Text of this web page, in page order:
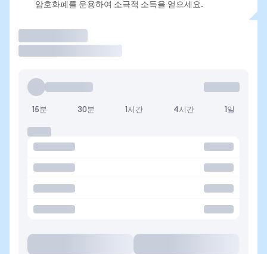
암호화폐를 운용하여 소극적 소득을 얻으세요.
15분 30분 1시간 4시간 1일